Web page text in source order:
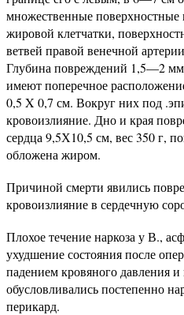
множественные поверхностные
жировой клетчатки,
ветвей правой венечной
Глубина повреждений 1,5—2
имеют поперечное
0,5 X 0,7 см. Вокруг них под
кровоизлияние. Дно и края
сердца 9,5Х10,5 см, вес 350 г,
обложена жиром.
Причиной смерти явились
кровоизлияние в сердечную
Плохое течение наркоза у В.,
ухудшение состояния после
падением кровяного давления
обусловливались постепенно
перикард.